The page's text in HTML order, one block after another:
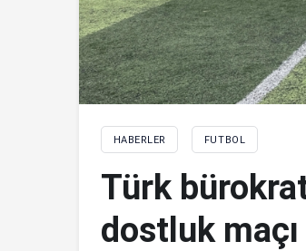
HABERLER FUTBOL
Türk
dostluk maçı